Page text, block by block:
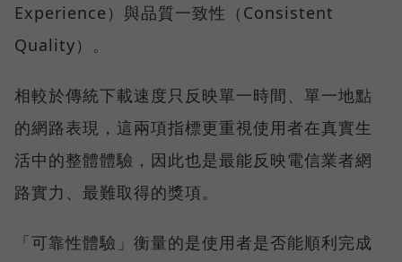
Experience）與品質一致性（Consistent
Quality）。
相較於傳統下載速度只反映單一時間、單一地點
的網路表現，這兩項指標更重視使用者在真實生
活中的整體體驗，因此也是最能反映電信業者網
路實力、最難取得的獎項。
「可靠性體驗」衡量的是使用者是否能順利完成